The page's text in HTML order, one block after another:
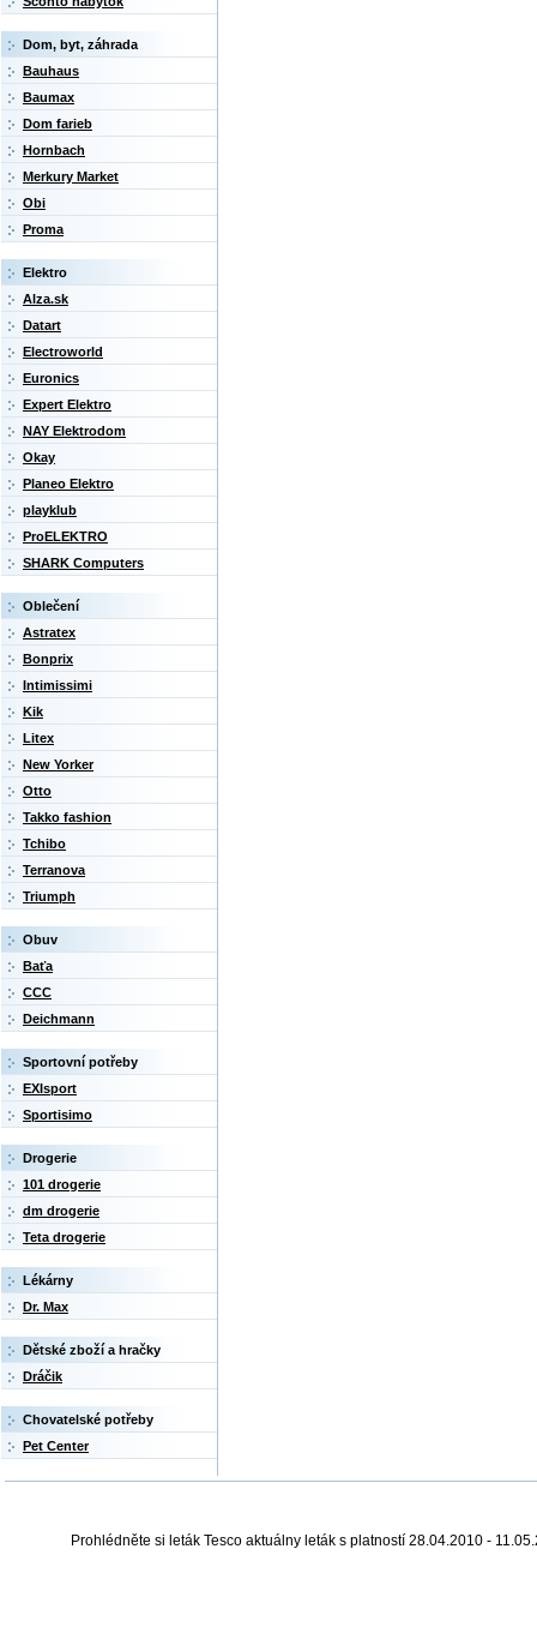
Dom, byt, záhrada
Bauhaus
Baumax
Dom farieb
Hornbach
Merkury Market
Obi
Proma
Elektro
Alza.sk
Datart
Electroworld
Euronics
Expert Elektro
NAY Elektrodom
Okay
Planeo Elektro
playklub
ProELEKTRO
SHARK Computers
Oblečení
Astratex
Bonprix
Intimissimi
Kik
Litex
New Yorker
Otto
Takko fashion
Tchibo
Terranova
Triumph
Obuv
Baťa
CCC
Deichmann
Sportovní potřeby
EXIsport
Sportisimo
Drogerie
101 drogerie
dm drogerie
Teta drogerie
Lékárny
Dr. Max
Dětské zboží a hračky
Dráčik
Chovatelské potřeby
Pet Center
Prohlédněte si leták Tesco aktuálny leták s platností 28.04.2010 -